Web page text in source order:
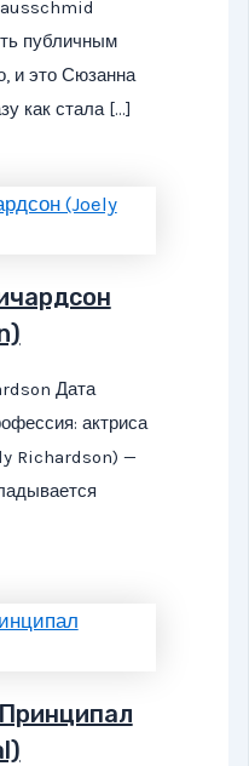
публичным
и это Сюзанна
как стала […]
Дата
актриса
Richardson) —